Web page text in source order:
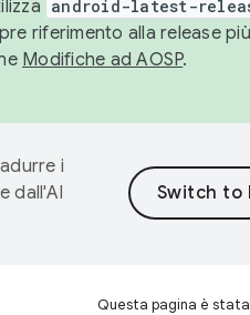
android-latest-
riferimento alla release
Modifiche ad AOSP.
i
dall'AI
Questa pagina è